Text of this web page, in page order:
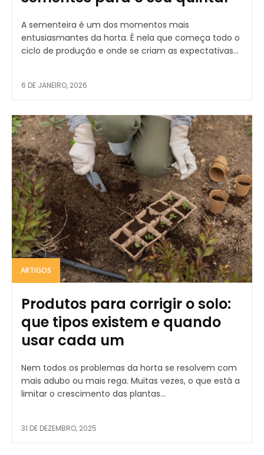
A sementeira é um dos momentos mais
entusiasmantes da horta. É nela que começa todo o
ciclo de produção e onde se criam as expectativas...
6 DE JANEIRO, 2026
ARTIGOS
Produtos para corrigir o solo:
que tipos existem e quando
usar cada um
Nem todos os problemas da horta se resolvem com
mais adubo ou mais rega. Muitas vezes, o que está a
limitar o crescimento das plantas...
31 DE DEZEMBRO, 2025